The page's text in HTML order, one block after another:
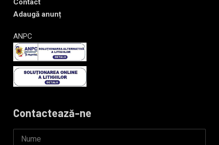
Contact
Adaugă anunț
ANPC
Contactează-ne